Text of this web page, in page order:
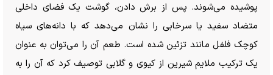
پوشیده می‌شوند. پس از برش دادن، گوشت یک فضای داخلی
متضاد سفید یا سرخابی را نشان می‌دهد که با دانه‌های سیاه
کوچک فلفل مانند تزئین شده است. طعم آن را می‌توان به عنوان
یک ترکیب ملایم شیرین از کیوی و گلابی توصیف کرد که آن را به